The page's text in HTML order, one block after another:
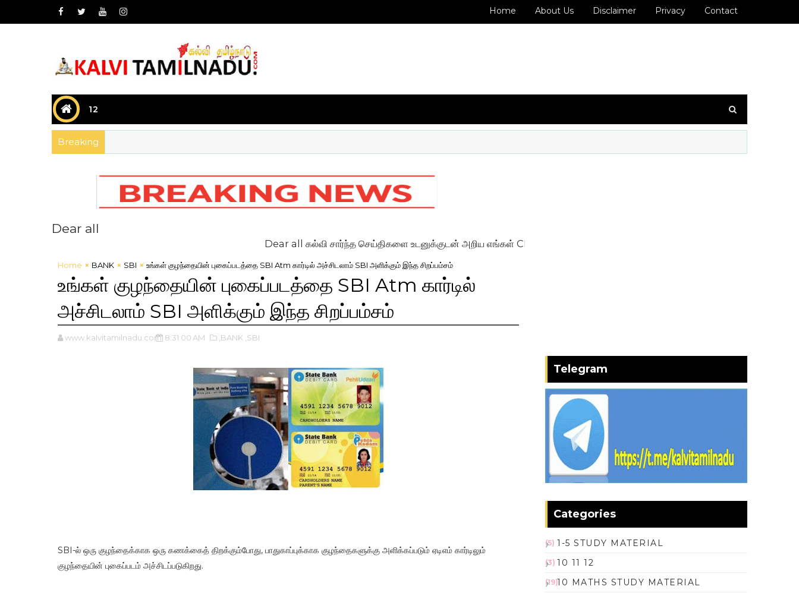
Home About Us Disclaimer Privacy Contact
12
Breaking
Dear all
Dear all கல்வி சார்ந்த செய்திகளை உடனுக்குடன் அறிய எங்கள் CELL NO: 7200993636 ஐ உங்கள் WhatsApp குழுவில் இணைக்கவும்!
Home BANK SBI உங்கள் குழந்தையின் புகைப்படத்தை SBI Atm கார்டில் அச்சிடலாம் SBI அளிக்கும் இந்த சிறப்பம்சம்
உங்கள் குழந்தையின் புகைப்படத்தை SBI Atm கார்டில்
அச்சிடலாம் SBI அளிக்கும் இந்த சிறப்பம்சம்
www.kalvitamilnadu.com 8:31:00 AM ,BANK ,SBI
SBI-ல் ஒரு குழந்தைக்காக ஒரு கணக்கைத் திறக்கும்போது, ​​பாதுகாப்புக்காக குழந்தைகளுக்கு அளிக்கப்படும் ஏடிஎம் கார்டிலும்
குழந்தையின் புகைப்படம் அச்சிடப்படுகிறது.
Telegram
Categories
1-5 STUDY MATERIAL
(5)
10 11 12
(3)
10 MATHS STUDY MATERIAL
(19)